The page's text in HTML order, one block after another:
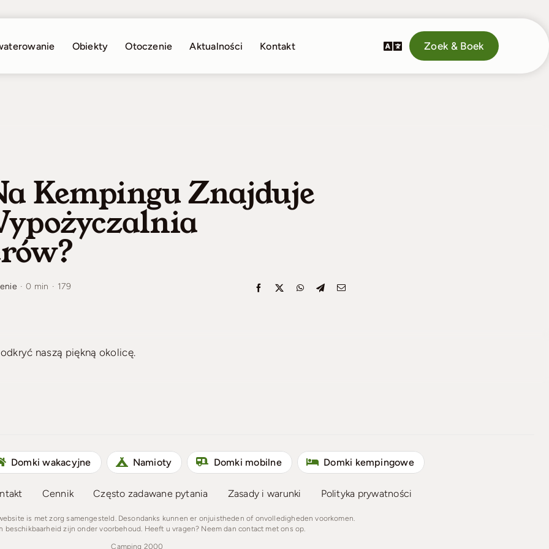
Obiekty Otoczenie Aktualności Kontakt Zoek & Boek
Kempingu Znajduje
· 0 min · 179
naszą piękną okolicę.
Domki wakacyjne Namioty Domki mobilne Domki kempingowe
Cennik Często zadawane pytania Zasady i warunki Polityka prywatności
is met zorg samengesteld. Desondanks kunnen er onjuistheden of onvolledigheden voorkomen.
beschikbaarheid zijn onder voorbehoud. Heeft u vragen? Neem dan contact met ons op.
Camping 2000